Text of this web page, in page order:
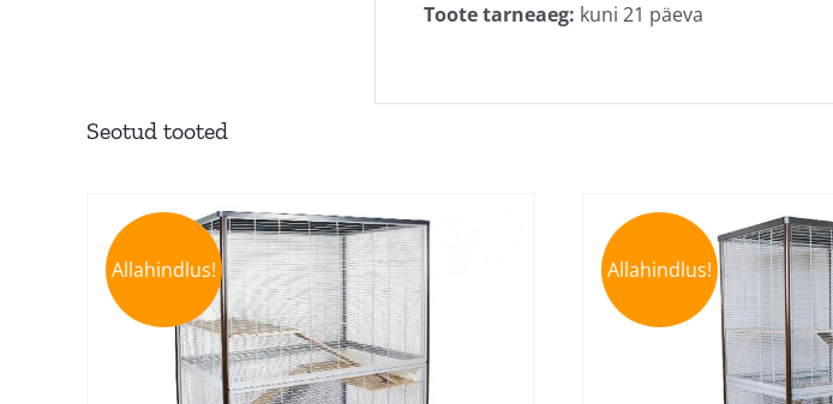
Toote tarneaeg: kuni 21 päeva
Seotud tooted
Allahindlus! Allahindlus!